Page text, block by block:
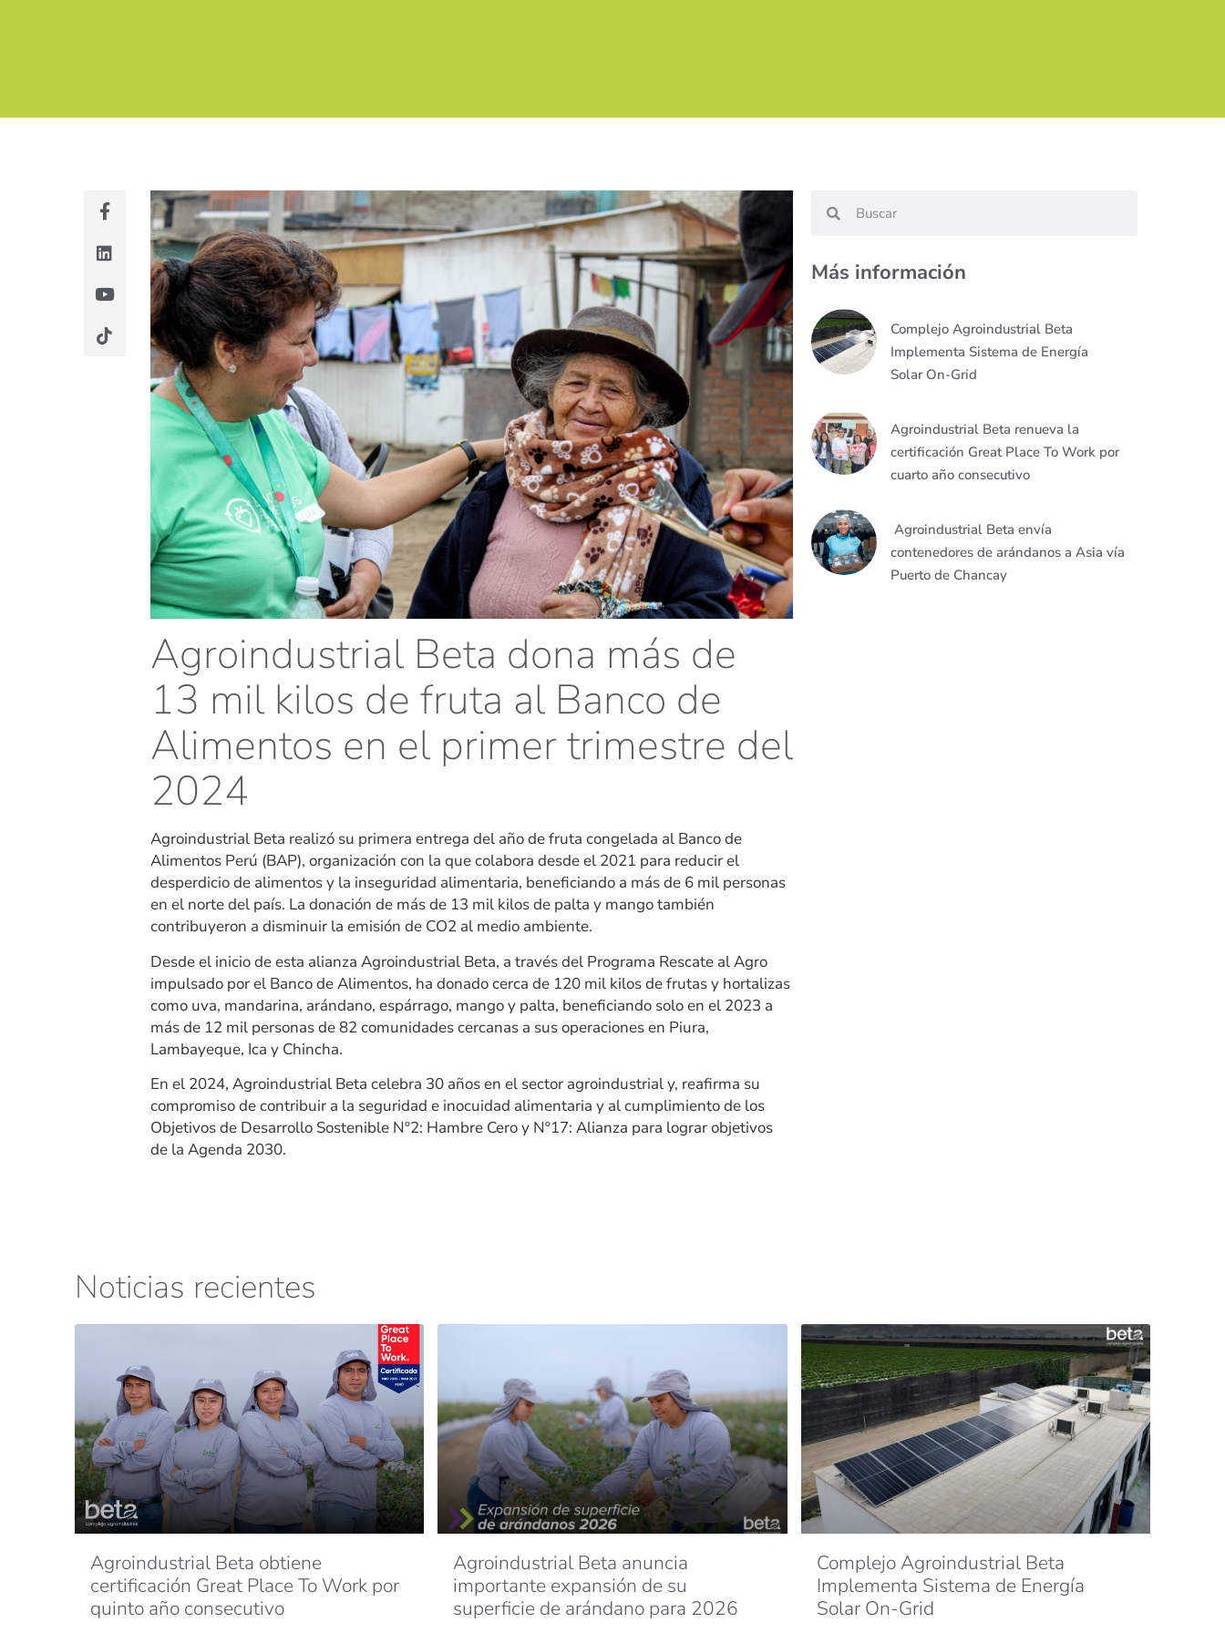
Agroindustrial Beta dona más de
13 mil kilos de fruta al Banco de
Alimentos en el primer trimestre del
2024
Agroindustrial Beta realizó su primera entrega del año de fruta congelada al Banco de
Alimentos Perú (BAP), organización con la que colabora desde el 2021 para reducir el
desperdicio de alimentos y la inseguridad alimentaria, beneficiando a más de 6 mil personas
en el norte del país. La donación de más de 13 mil kilos de palta y mango también
contribuyeron a disminuir la emisión de CO2 al medio ambiente.
Desde el inicio de esta alianza Agroindustrial Beta, a través del Programa Rescate al Agro
impulsado por el Banco de Alimentos, ha donado cerca de 120 mil kilos de frutas y hortalizas
como uva, mandarina, arándano, espárrago, mango y palta, beneficiando solo en el 2023 a
más de 12 mil personas de 82 comunidades cercanas a sus operaciones en Piura,
Lambayeque, Ica y Chincha.
En el 2024, Agroindustrial Beta celebra 30 años en el sector agroindustrial y, reafirma su
compromiso de contribuir a la seguridad e inocuidad alimentaria y al cumplimiento de los
Objetivos de Desarrollo Sostenible Nº2: Hambre Cero y Nº17: Alianza para lograr objetivos
de la Agenda 2030.
Más información
Complejo Agroindustrial Beta
Implementa Sistema de Energía
Solar On-Grid
Agroindustrial Beta renueva la
certificación Great Place To Work por
cuarto año consecutivo
Agroindustrial Beta envía
contenedores de arándanos a Asia vía
Puerto de Chancay
Noticias recientes
Agroindustrial Beta obtiene
certificación Great Place To Work por
quinto año consecutivo
Agroindustrial Beta anuncia
importante expansión de su
superficie de arándano para 2026
Complejo Agroindustrial Beta
Implementa Sistema de Energía
Solar On-Grid